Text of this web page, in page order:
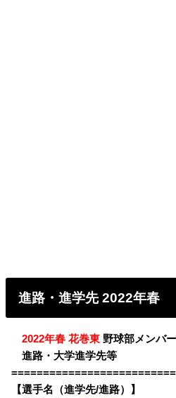
進路・進学先 2022年春
・2022年春 花巻東 野球部メンバー
・進路・大学進学先等
【選手名（進学先/進路）】